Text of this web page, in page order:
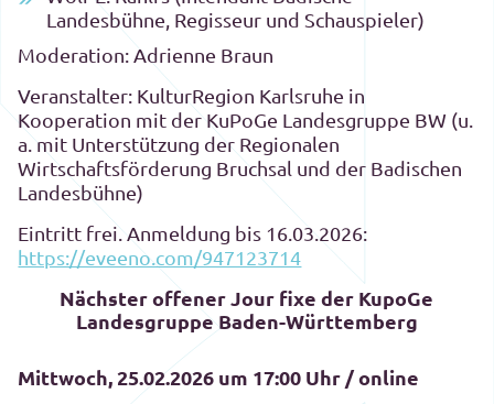
Landesbühne, Regisseur und Schauspieler)
Moderation: Adrienne Braun
Veranstalter: KulturRegion Karlsruhe in
Kooperation mit der KuPoGe Landesgruppe BW (u.
a. mit Unterstützung der Regionalen
Wirtschaftsförderung Bruchsal und der Badischen
Landesbühne)
Eintritt frei. Anmeldung bis 16.03.2026:
https://eveeno.com/947123714
Nächster offener Jour fixe der KupoGe
Landesgruppe Baden-Württemberg
Mittwoch, 25.02.2026 um 17:00 Uhr / online